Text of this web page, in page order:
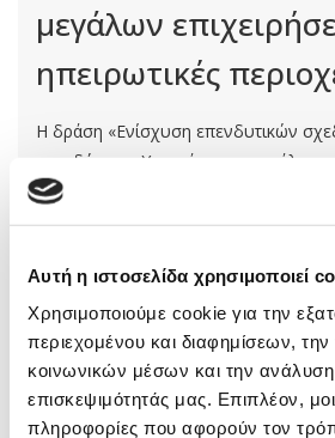
Αυτή η ιστοσελίδα χρησιμοποιεί
Χρησιμοποιούμε cookie για την
περιεχομένου και διαφημίσεων,
κοινωνικών μέσων και την ανάλυση
επισκεψιμότητάς μας. Επιπλέον,
πληροφορίες που αφορούν τον
μεγάλων
ηπειρωτικές
Η δράση «Ενίσχυση επενδυτικών
επενδύσεων Υφιστάμενων μεγάλων
υλοποιούνται στις ηπειρωτικές
με τον Καν. (ΕΕ) 2021/1056 για τη
Πρόγραμμα «Δίκαιη Αναπτυξιακή
Orthologismos
Αναπτυξιακά Προγράμματα -